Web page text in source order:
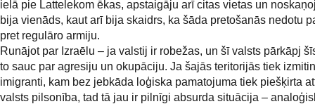
ielā pie Lattelekom ēkas, apstaigāju arī citas vietas un
bija vienāds, kaut arī bija skaidrs, ka šāda pretošanās nedotu
pret regulāro armiju.
Runājot par Izraēlu – ja valstij ir robežas, un šī valsts pārkāpj
to sauc par agresiju un okupāciju. Ja šajās teritorijās tiek
imigranti, kam bez jebkāda loģiska pamatojuma tiek piešķirta
valsts pilsonība, tad tā jau ir pilnīgi absurda situācija –